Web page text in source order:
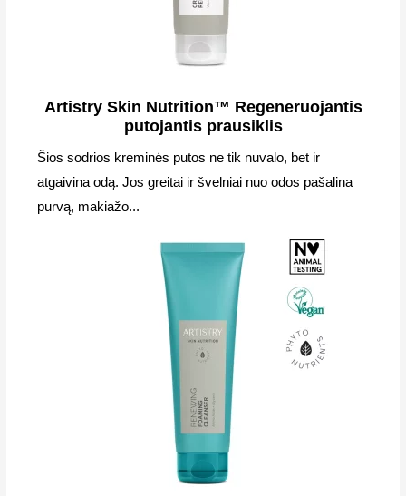
Artistry Skin Nutrition™ Regeneruojantis
putojantis prausiklis
Šios sodrios kreminės putos ne tik nuvalo, bet ir
atgaivina odą. Jos greitai ir švelniai nuo odos pašalina
purvą, makiažo...